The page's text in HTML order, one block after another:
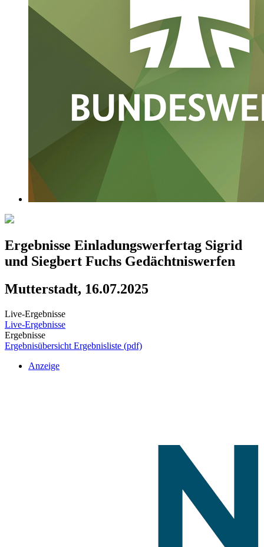
Ergebnisse Einladungswerfertag Sigrid
und Siegbert Fuchs Gedächtniswerfen
Mutterstadt, 16.07.2025
Live-Ergebnisse
Live-Ergebnisse
Ergebnisse
Ergebnisübersicht Ergebnisliste (pdf)
Anzeige